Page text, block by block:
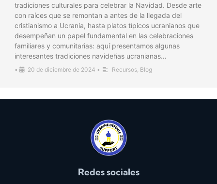
tradiciones culturales para celebrar la Navidad. Desde arte
con raíces que se remontan a antes de la llegada del
cristianismo a Ucrania, hasta platos típicos ucranianos que
desempeñan un papel fundamental en las celebraciones
familiares y comunitarias: aquí presentamos algunas
interesantes tradiciones navideñas ucranianas…
• 20 de diciembre de 2024 • Recursos Blog
Redes sociales